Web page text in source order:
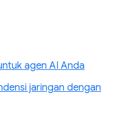
agen AI Anda
jaringan dengan